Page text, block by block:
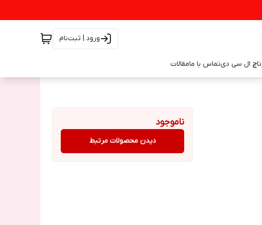
ورود | ثبت‌نام
تاچ ال سی دیتماس با مامقالات
ناموجود
دیدن محصولات مرتبط